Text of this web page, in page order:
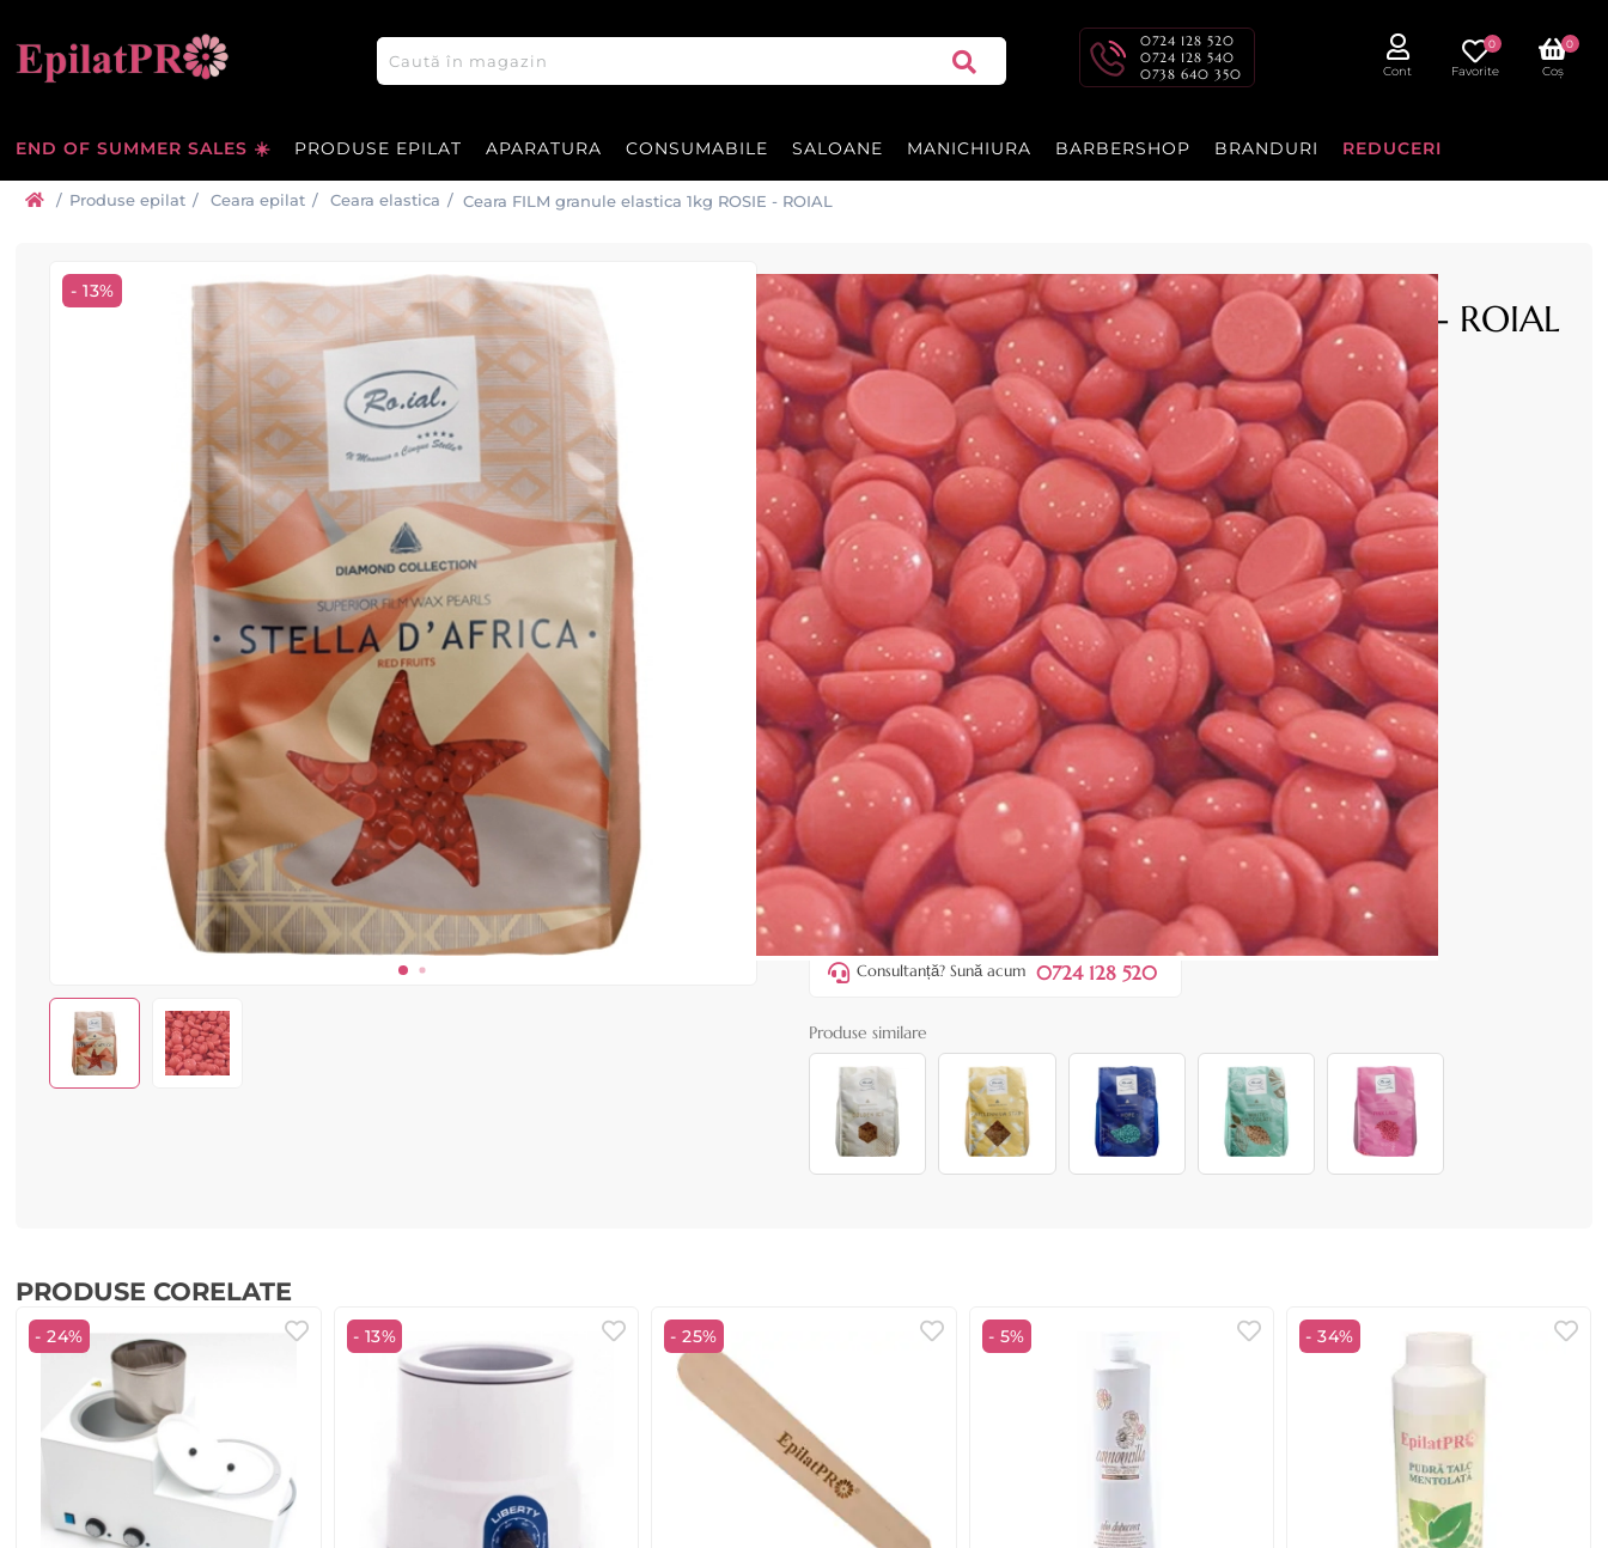
0724 128 520
0724 128 540
0738 640 350
Cont Favorite
0
Coș
0
END OF SUMMER SALES ☀️ PRODUSE EPILAT APARATURA CONSUMABILE SALOANE MANICHIURA BARBERSHOP BRANDURI REDUCERI
/ Produse epilat / Ceara epilat / Ceara elastica / Ceara FILM granule elastica 1kg ROSIE - ROIAL
- 13%
Ceara FILM granule elastica 1kg ROSIE - ROIAL
Ceara FILM elastica granule Rosie (Rosu Senzitiv) 1kg ROIAL
cu polimeri si punct de topire scazut
Calitate superioara import Italia
26 recenzii| Adăugați recenzia dvs.
Cod produs:
ERO212
În stoc
55,00 lei Preț: 47,90 lei
ADAUGĂ ÎN COȘ
Favorite
Acest produs vă aduce 4💰 puncte în valoare de de 0,40 lei
Consultanță? Sună acum 0724 128 520
Produse similare
PRODUSE CORELATE
- 24% - 13% - 25% - 5% - 34%